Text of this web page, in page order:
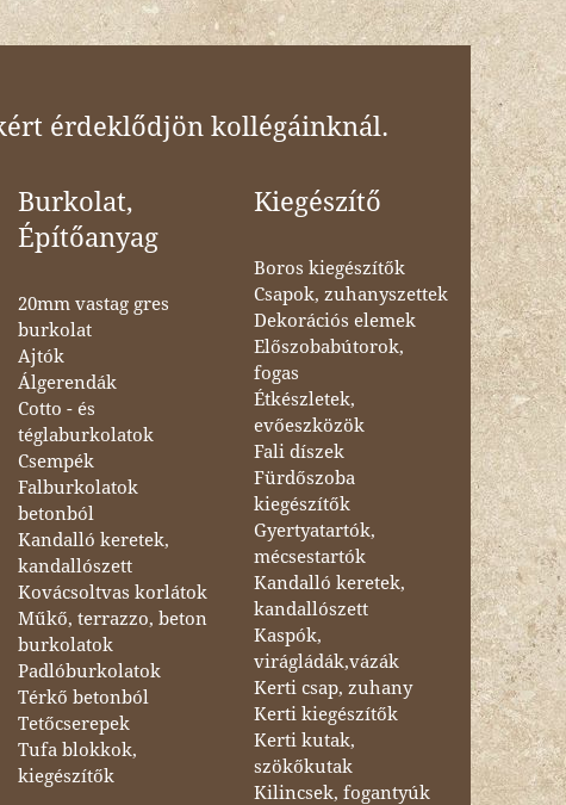
érdeklődjön kollégáinknál.
Burkolat,
Építőanyag
20mm vastag gres
burkolat
Ajtók
Álgerendák
Cotto - és
téglaburkolatok
Csempék
Falburkolatok
betonból
Kandalló keretek,
kandallószett
Kovácsoltvas korlátok
Műkő, terrazzo, beton
burkolatok
Padlóburkolatok
Térkő betonból
Tetőcserepek
Tufa blokkok,
kiegészítők
Kiegészítő
Boros kiegészítők
Csapok, zuhanyszettek
Dekorációs elemek
Előszobabútorok,
fogas
Étkészletek,
evőeszközök
Fali díszek
Fürdőszoba
kiegészítők
Gyertyatartók,
mécsestartók
Kandalló keretek,
kandallószett
Kaspók,
virágládák,vázák
Kerti csap, zuhany
Kerti kiegészítők
Kerti kutak,
szökőkutak
Kilincsek, fogantyúk